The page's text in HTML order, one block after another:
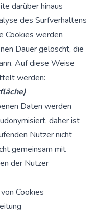
darüber hinaus
des Surfverhaltens
Cookies werden
Dauer gelöscht, die
Auf diese Weise
werden:
Daten werden
daher ist
Nutzer nicht
gemeinsam mit
der Nutzer
Cookies